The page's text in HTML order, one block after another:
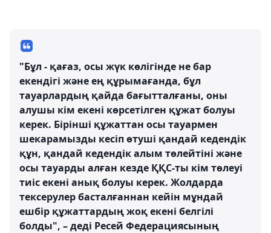
"Бұл - қағаз, осы жүк көлігінде не бар
екендігі және ең құрымағанда, бұл
тауарлардың қайда бағытталғаны, оны
алушы кім екені көрсетілген құжат болуы
керек. Бірінші құжаттан осы тауармен
шекарамызды кесіп өтуші қандай кедендік
құн, қандай кедендік алым төлейтіні және
осы тауарды алған кезде ҚҚС-ты кім төлеуі
тиіс екені анық болуы керек. Жолдарда
тексерулер басталғаннан кейін мұндай
ешбір құжаттардың жоқ екені белгілі
болды", – деді Ресей Федерациясының